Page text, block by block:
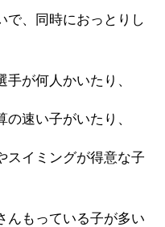
で、同時におっとりし
が何人かいたり、
速い子がいたり、
スイミングが得意な子
んもっている子が多い